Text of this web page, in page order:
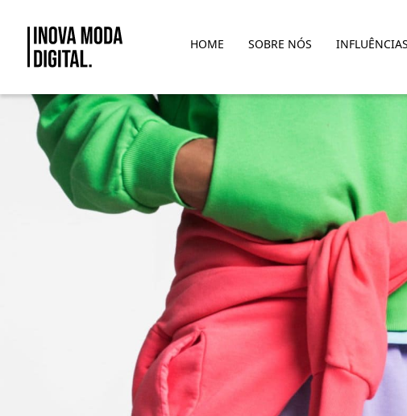
PANGAIA &#8211; Ciência de
HOME SOBRE NÓS INFLUÊNCIAS